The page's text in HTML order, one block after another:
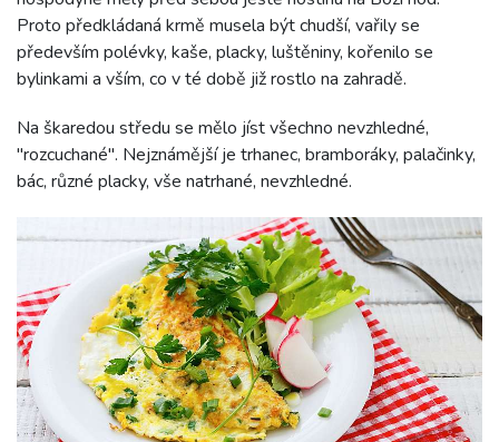
Proto předkládaná krmě musela být chudší, vařily se
především polévky, kaše, placky, luštěniny, kořenilo se
bylinkami a vším, co v té době již rostlo na zahradě.
Na škaredou středu se mělo jíst všechno nevzhledné,
"rozcuchané". Nejznámější je trhanec, bramboráky, palačinky,
bác, různé placky, vše natrhané, nevzhledné.